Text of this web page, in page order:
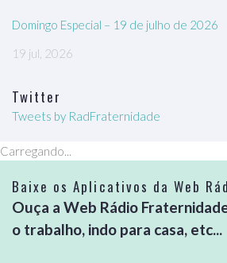
Domingo Especial – 19 de julho de 2026
19 jul, 2026
Twitter
Tweets by RadFraternidade
Carregando...
Baixe os Aplicativos da Web
Ouça a Web Rádio
o trabalho, indo para casa, etc...